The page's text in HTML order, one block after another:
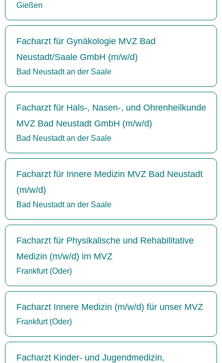
Gießen
Facharzt für Gynäkologie MVZ Bad
Neustadt/Saale GmbH (m/w/d)
Bad Neustadt an der Saale
Facharzt für Hals-, Nasen-, und Ohrenheilkunde
MVZ Bad Neustadt GmbH (m/w/d)
Bad Neustadt an der Saale
Facharzt für Innere Medizin MVZ Bad Neustadt
(m/w/d)
Bad Neustadt an der Saale
Facharzt für Physikalische und Rehabilitative
Medizin (m/w/d) im MVZ
Frankfurt (Oder)
Facharzt Innere Medizin (m/w/d) für unser MVZ
Frankfurt (Oder)
Facharzt Kinder- und Jugendmedizin,